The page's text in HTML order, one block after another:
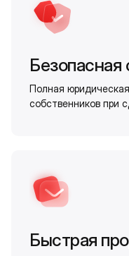
Безопасная
Полная
собственников при
Быстрая